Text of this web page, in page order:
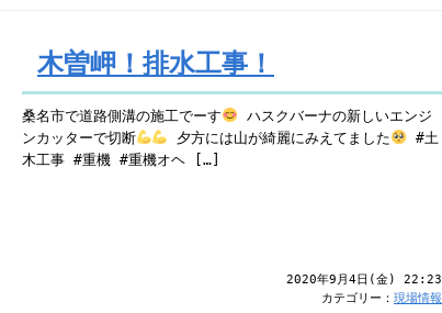
木曽岬！排水工事！
桑名市で道路側溝の施工でーす
ハスクバーナの新しいエンジ
ンカッターで切断
夕方には山が綺麗にみえてました
#土
木工事 #重機 #重機オヘ […]
2020年9月4日(金) 22:23
カテゴリー： 現場情報